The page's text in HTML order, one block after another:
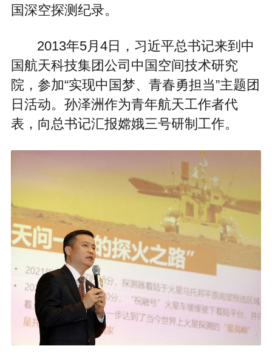
国深空探测纪录。
2013年5月4日，习近平总书记来到中
国航天科技集团公司中国空间技术研究
院，参加“实现中国梦、青春勇担当”主题团
日活动。孙泽洲作为青年航天工作者代
表，向总书记汇报嫦娥三号研制工作。